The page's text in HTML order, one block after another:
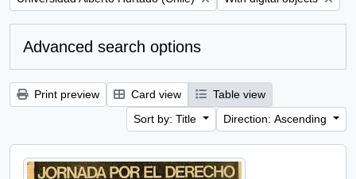
Advanced search options
Print preview Card view
Table view
Sort by: Title
Direction: Ascending